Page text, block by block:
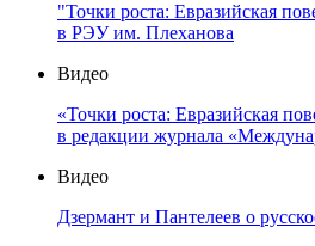
"Точки роста: Евразийская
в РЭУ им. Плеханова
Видео
«Точки роста: Евразийская
в редакции журнала
Видео
Дзермант и Пантелеев о